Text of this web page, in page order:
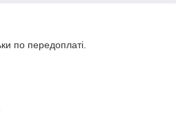
по передоплаті.